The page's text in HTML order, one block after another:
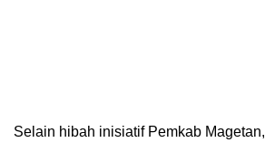
Selain hibah inisiatif Pemkab